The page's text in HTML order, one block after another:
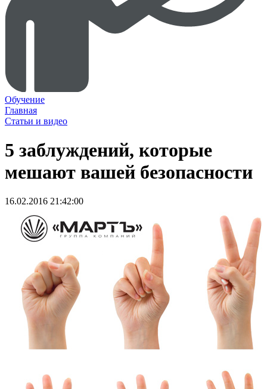
Обучение
Главная
Статьи и видео
5 заблуждений, которые
мешают вашей безопасности
16.02.2016 21:42:00